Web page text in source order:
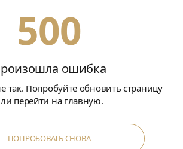
500
ошибка
так. Попробуйте обновить страницу
перейти на главную.
ПОПРОБОВАТЬ СНОВА